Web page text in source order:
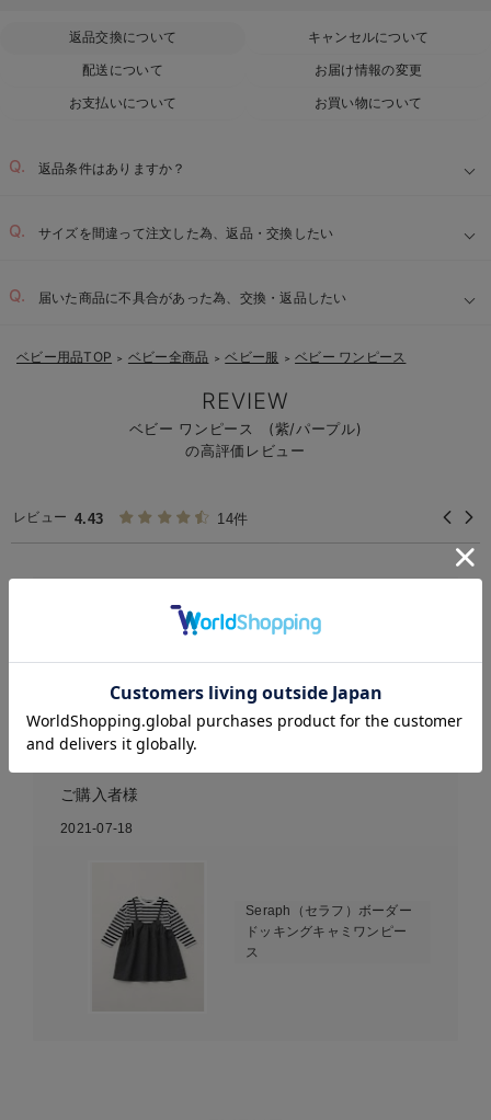
返品交換について
キャンセルについて
配送について
お届け情報の変更
お支払いについて
お買い物について
返品条件はありますか？
サイズを間違って注文した為、返品・交換したい
届いた商品に不具合があった為、交換・返品したい
お気に入り商品を確認する
ベビー用品TOP ＞ ベビー全商品 ＞ ベビー服 ＞ ベビー ワンピース
REVIEW
ベビー ワンピース (紫/パープル)
の高評価レビュー
レビュー 4.43 14件
孫の為に買って送ったので、着心地等はわかりません。気に
入ってくれるとは思います😊
ご購入者様
2021-07-18
Seraph（セラフ）ボーダー
ドッキングキャミワンピー
ス